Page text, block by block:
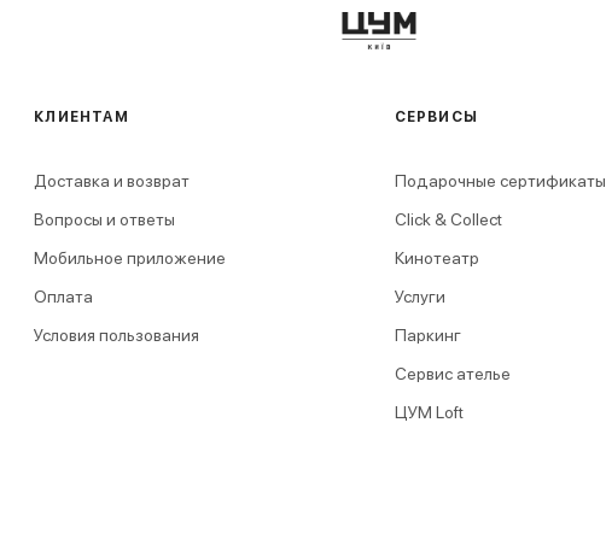
КЛИЕНТАМ
Доставка и возврат
Вопросы и ответы
Мобильное приложение
Оплата
Условия пользования
СЕРВИСЫ
Подарочные сертификаты
Click & Collect
Кинотеатр
Услуги
Паркинг
Сервис ателье
ЦУМ Loft